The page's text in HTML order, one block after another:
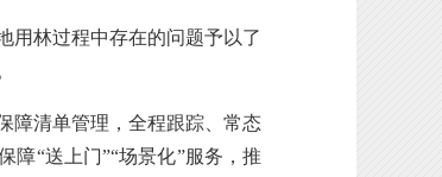
林过程中存在的问题予以了
障清单管理，全程跟踪、常态
障“送上门”“场景化”服务，推